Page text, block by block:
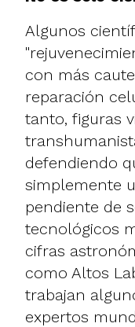
Algunos
con más
reparación
tanto, figuras
defendiendo
simplemente
pendiente de
tecnológicos
cifras
como Altos
trabajan
expertos